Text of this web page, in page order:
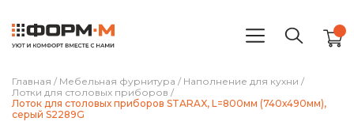
Главная / Мебельная фурнитура / Наполнение для кухни /
Лотки для столовых приборов /
Лоток для столовых приборов STARAX, L=800мм (740х490мм),
серый S2289G